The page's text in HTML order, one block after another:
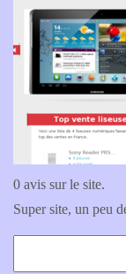
0 avis sur le site.
Super site, un peu